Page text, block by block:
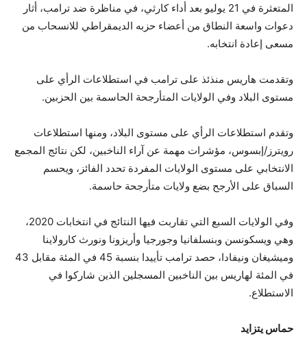
المتعثرة في 21 يوليو بعد أداء كارثي، في مناظرة ضد ترامب، أثار
دعوات واسعة النطاق من أعضاء حزبه الديمقراطي للانسحاب من
مسعى إعادة انتخابه.
وتقدمت هاريس منذئذ على ترامب في استطلاعات الرأي على
مستوى البلاد وفي الولايات المتأرجحة الحاسمة بين الحزبين.
وتقدم استطلاعات الرأي على مستوى البلاد، ومنها استطلاعات
رويترز/إبسوس، مؤشرات مهمة عن آراء الناخبين، لكن نتائج المجمع
الانتخابي على مستوى الولايات المفردة تحدد الفائز، ويحسم
السباق على الأرجح بضع ولايات متأرجحة حاسمة.
وفي الولايات السبع التي تقاربت فيها النتائج في انتخابات 2020،
وهي ويسكونسن وبنسلفانيا وجورجيا وأريزونا ونورث كارولاينا
وميشيغان ونيفادا، حصد ترامب تأييدا بنسبة 45 في المئة مقابل 43
في المئة لهاريس بين الناخبين المسجلين الذين شاركوا في
الاستطلاع.
حماس يتزايد